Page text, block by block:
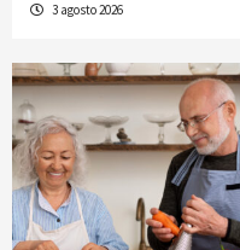
3 agosto 2026